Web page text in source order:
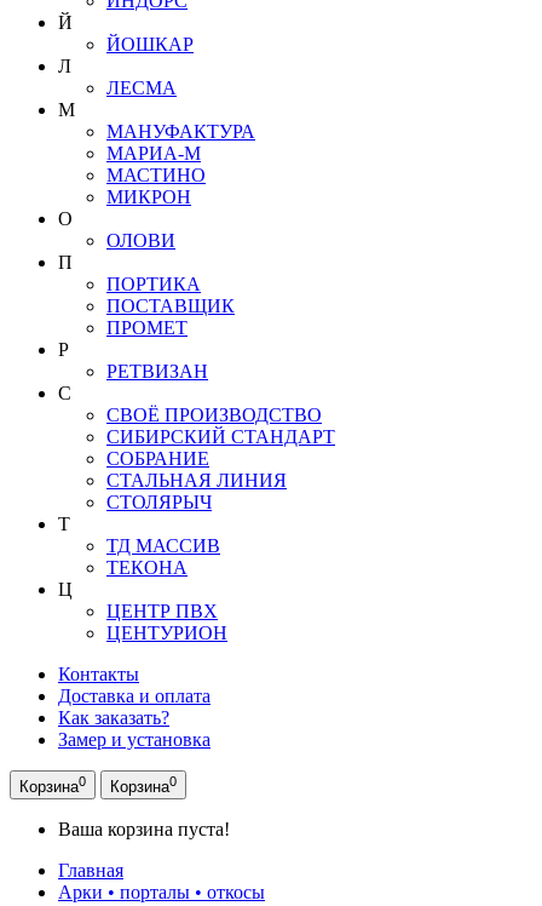
Й
ЙОШКАР
Л
ЛЕСМА
М
МАНУФАКТУРА
МАРИА-М
МАСТИНО
МИКРОН
О
ОЛОВИ
П
ПОРТИКА
ПОСТАВЩИК
ПРОМЕТ
Р
РЕТВИЗАН
С
СВОЁ ПРОИЗВОДСТВО
СИБИРСКИЙ СТАНДАРТ
СОБРАНИЕ
СТАЛЬНАЯ ЛИНИЯ
СТОЛЯРЫЧ
Т
ТД МАССИВ
ТЕКОНА
Ц
ЦЕНТР ПВХ
ЦЕНТУРИОН
Контакты
Доставка и оплата
Как заказать?
Замер и установка
Корзина0 Корзина0
Ваша корзина пуста!
Главная
Арки • порталы • откосы